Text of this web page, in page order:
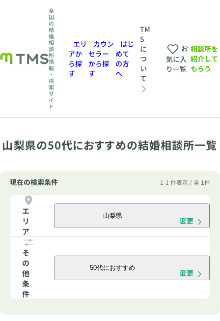
全
国
の
結
婚
相
談
所
情
報
・
検
索
サ
イ
ト
エリ
アか
ら探
す
カウン
セラー
から探
す
はじ
めて
の方
へ
TM
S
に
つ
い
て
お
気に入
り一覧
相談所を
紹介して
もらう
山梨県の50代におすすめの結婚相談所一覧
現在の検索条件 1-1 件表示 / 全 1件
エ
リ
ア
山梨県
変更
そ
の
他
条
件
50代におすすめ
変更